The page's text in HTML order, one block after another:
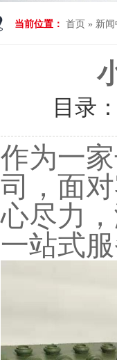
当前位置： 首页 » 新
目录
作为一
司，面
心尽力
一站式